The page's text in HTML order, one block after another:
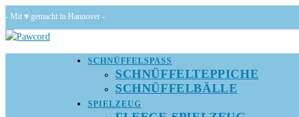
Zum
springen
- Mit ♥ gemacht in Hannover -
SCHNÜFFELSPASS
SCHNÜFFELTEPPICHE
SCHNÜFFELBÄLLE
SPIELZEUG